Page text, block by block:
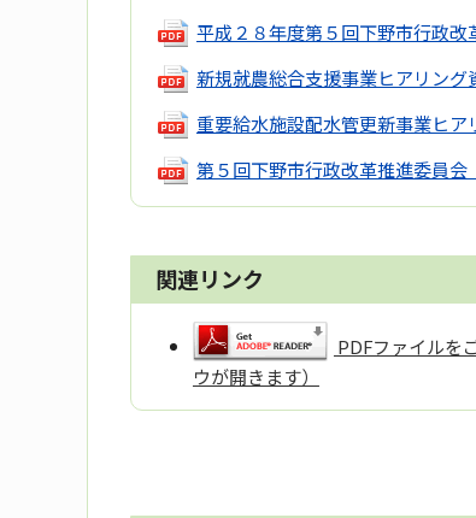
平成２８年度第５回下野市行政改
新規就農総合支援事業ヒアリング
重要給水施設配水管更新事業ヒア
第５回下野市行政改革推進委員
関連リンク
PDFファイルを
ウが開きます）